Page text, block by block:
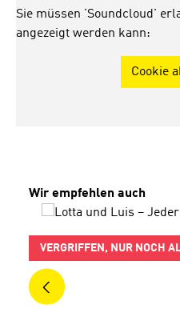
Sie müssen 'Soundcloud'
angezeigt werden kann:
Cookie
Produktgalerie
Wir empfehlen auch
VERGRIFFEN, NUR NOCH